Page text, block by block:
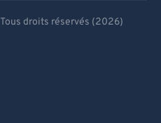
Tous droits réservés (2026)